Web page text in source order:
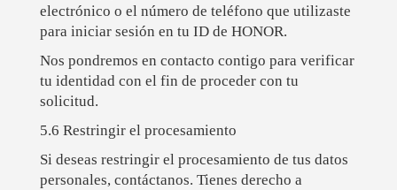
electrónico o el número de teléfono que utilizaste
para iniciar sesión en tu ID de HONOR.
Nos pondremos en contacto contigo para verificar
tu identidad con el fin de proceder con tu
solicitud.
5.6 Restringir el procesamiento
Si deseas restringir el procesamiento de tus datos
personales, contáctanos. Tienes derecho a